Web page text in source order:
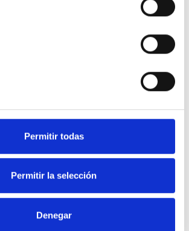
Permitir todas
Permitir la selección
Denegar
Soluciones en equipamiento
de Hostelería y frío industrial.